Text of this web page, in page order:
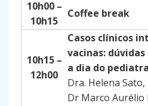
10h00 –
10h15
Coffee break
10h15 –
12h00
Casos clínicos
vacinas:
a dia do
Dra. Helena
Dr Marco Aurélio